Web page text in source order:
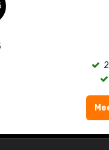
216 RAL
5 x 15 cm,
Meer info /